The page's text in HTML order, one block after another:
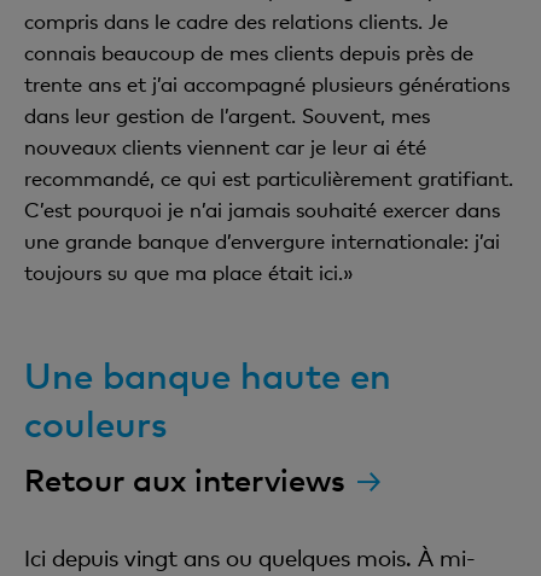
compris dans le cadre des relations clients. Je
connais beaucoup de mes clients depuis près de
trente ans et j’ai accompagné plusieurs générations
dans leur gestion de l’argent. Souvent, mes
nouveaux clients viennent car je leur ai été
recommandé, ce qui est particulièrement gratifiant.
C’est pourquoi je n’ai jamais souhaité exercer dans
une grande banque d’envergure internationale: j’ai
toujours su que ma place était ici.»
Une banque haute en
couleurs
Retour aux interviews
Ici depuis vingt ans ou quelques mois. À mi-